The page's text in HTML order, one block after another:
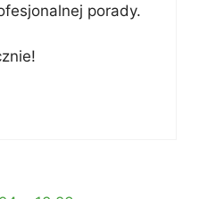
porady.